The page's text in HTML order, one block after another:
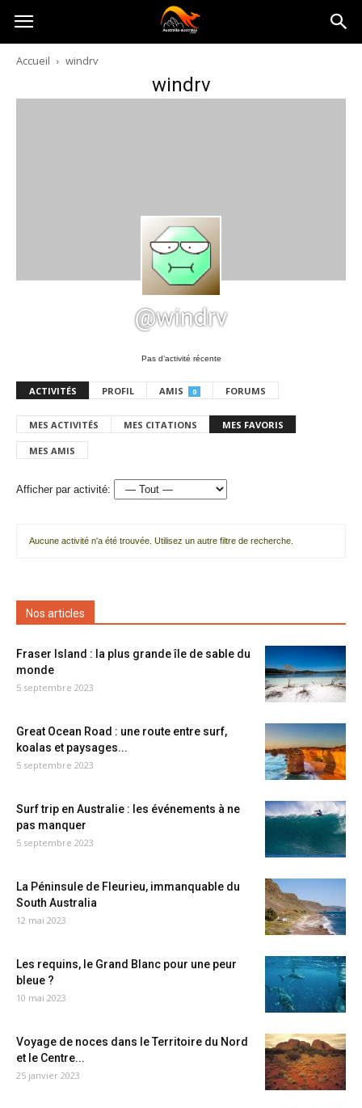
Australia-
australie.com
Accueil windrv
windrv
@windrv
Pas d’activité récente
ACTIVITÉS PROFIL AMIS 0 FORUMS
MES ACTIVITÉS MES CITATIONS MES FAVORIS
MES AMIS
Afficher par activité:
Aucune activité n'a été trouvée. Utilisez un autre filtre de recherche.
Nos articles
Fraser Island : la plus grande île de sable du
monde
5 septembre 2023
Great Ocean Road : une route entre surf,
koalas et paysages...
5 septembre 2023
Surf trip en Australie : les événements à ne
pas manquer
5 septembre 2023
La Péninsule de Fleurieu, immanquable du
South Australia
12 mai 2023
Les requins, le Grand Blanc pour une peur
bleue ?
10 mai 2023
Voyage de noces dans le Territoire du Nord
et le Centre...
25 janvier 2023